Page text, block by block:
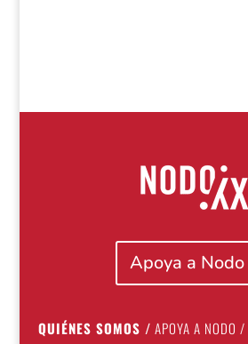
Apoya a Nodo
QUIÉNES SOMOS / APOYA A NODO /